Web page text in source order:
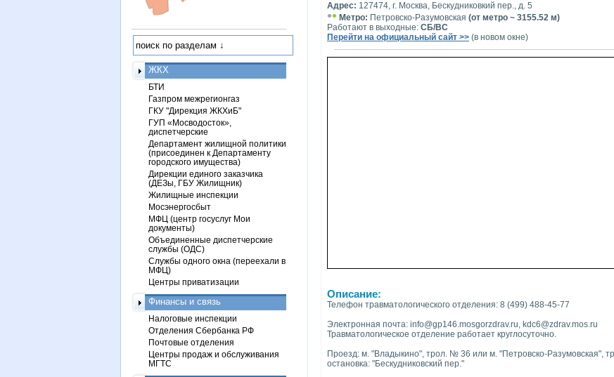
Адрес: 127474, г. Москва, Бескудниковкий пер., д. 5
•• Метро: Петровско-Разумовская (от метро ~ 3155.52 м)
Работают в выходные: СБ/ВС
Перейти на официальный сайт >> (в новом окне)
Описание:
Телефон травматологического отделения: 8 (499) 488-45-77
Электронная почта: info@gp146.mosgorzdrav.ru, kdc6@zdrav.mos.ru
Травматологическое отделение работает круглосуточно.
Проезд: м. "Владыкино", трол. № 36 или м. "Петровско-
остановка: "Бескудниковский пер."
ЖКХ
БТИ
Газпром межрегионгаз
ГКУ "Дирекция ЖКХиБ"
ГУП «Мосводосток»,
диспетчерские
Департамент жилищной политики
(присоединен к Департаменту
городского имущества)
Дирекции единого заказчика
(ДЕЗы, ГБУ Жилищник)
Жилищные инспекции
Мосэнергосбыт
МФЦ (центр госуслуг Мои
документы)
Объединенные диспетчерские
службы (ОДС)
Службы одного окна (переехали в
МФЦ)
Центры приватизации
Финансы и связь
Налоговые инспекции
Отделения Сбербанка РФ
Почтовые отделения
Центры продаж и обслуживания
МГТС